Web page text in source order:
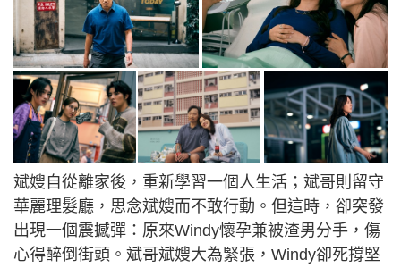
斌嫂自從離家後，重新學習一個人生活；斌哥則留守
華麗理髮廳，思念斌嫂而不敢行動。但這時，卻突發
出現一個震撼彈：原來Windy懷孕兼被渣男分手，傷
心得醉倒街頭。斌哥斌嫂大為緊張，Windy卻死撐堅